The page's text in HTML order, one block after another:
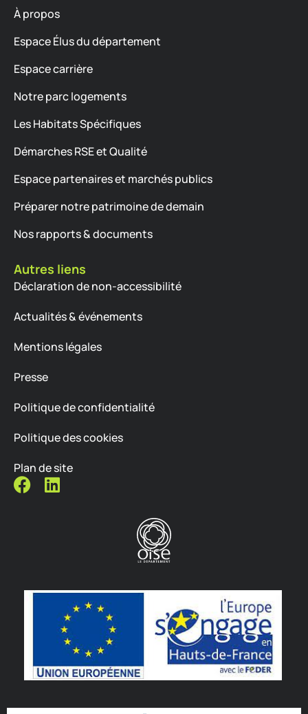
À propos
Espace Élus du département
Espace carrière
Notre parc logements
Les Habitats Spécifiques
Démarches RSE et Qualité
Espace partenaires et marchés publics
Préparer notre patrimoine de demain
Nos rapports & documents
Autres liens
Déclaration de non-accessibilité
Actualités & événements
Mentions légales
Presse
Politique de confidentialité
Politique des cookies
Plan de site